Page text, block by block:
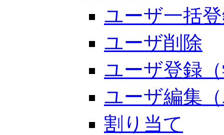
ユーザ一括
ユーザ削除
ユーザ登録
ユーザ編集
割り当て